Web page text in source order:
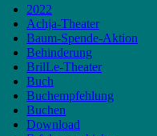
2022
Achja-Theater
Baum-Spende-Aktion
Behinderung
BrilLe-Theater
Buch
Buchempfehlung
Buchen
Download